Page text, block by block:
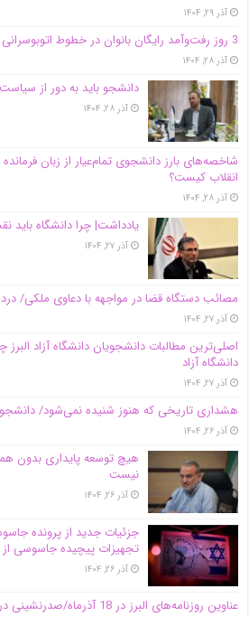
آذر ۲۹, ۱۴۰۴
3 روز رفت‌وآمد رایگان بانوان در خطوط اتوبوسرانی شهری کرج
آذر ۲۸, ۱۴۰۴
دانشجو باید به دور از
آذر ۲۸, ۱۴۰۴
شاخصه‌های بارز دانشجوی تمام‌عیار از زبان
انقلاب کیست؟
آذر ۲۸, ۱۴۰۴
یادداشت| چرا دانشگاه باید
آذر ۲۷, ۱۴۰۴
مصائب دستگاه قضا در مواجهه با دعاوی ملکی/
آذر ۲۷, ۱۴۰۴
اصلی‌ترین مطالبات دانشجویان دانشگاه آزاد
دانشگاه آز‌اد
آذر ۲۷, ۱۴۰۴
هشداری تاریخی که هنوز شنیده نمی‌شود/
آذر ۲۶, ۱۴۰۴
هیچ توسعه پایداری بدون
نیست
آذر ۲۶, ۱۴۰۴
جزئیات جدید از پرونده
تجهیزات پیچیده جاسوسی از
آذر ۲۶, ۱۴۰۴
عناوین روزنامه‌های البرز در ‌18 آذرماه/صدرنشینی در ارائه خدمات زایمان بی‌درد